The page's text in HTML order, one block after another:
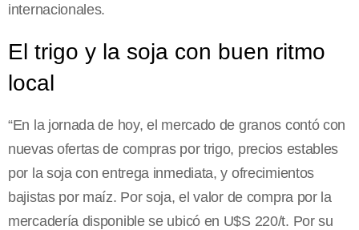
internacionales.
El trigo y la soja con buen ritmo
local
“En la jornada de hoy, el mercado de granos contó con
nuevas ofertas de compras por trigo, precios estables
por la soja con entrega inmediata, y ofrecimientos
bajistas por maíz. Por soja, el valor de compra por la
mercadería disponible se ubicó en U$S 220/t. Por su